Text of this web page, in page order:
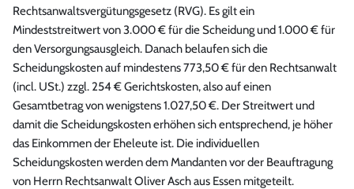
Rechtsanwaltsvergütungsgesetz (RVG). Es gilt ein
Mindeststreitwert von 3.000 € für die Scheidung und 1.000 € für
den Versorgungsausgleich. Danach belaufen sich die
Scheidungskosten auf mindestens 773,50 € für den Rechtsanwalt
(incl. USt.) zzgl. 254 € Gerichtskosten, also auf einen
Gesamtbetrag von wenigstens 1.027,50 €. Der Streitwert und
damit die Scheidungskosten erhöhen sich entsprechend, je höher
das Einkommen der Eheleute ist. Die individuellen
Scheidungskosten werden dem Mandanten vor der Beauftragung
von Herrn Rechtsanwalt Oliver Asch aus Essen mitgeteilt.